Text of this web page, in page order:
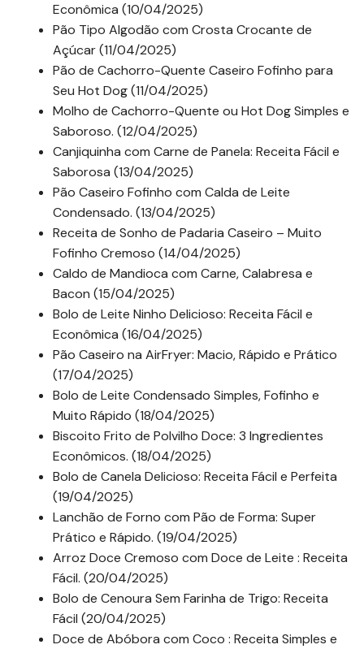
Econômica (10/04/2025)
Pão Tipo Algodão com Crosta Crocante de
Açúcar (11/04/2025)
Pão de Cachorro-Quente Caseiro Fofinho para
Seu Hot Dog (11/04/2025)
Molho de Cachorro-Quente ou Hot Dog Simples e
Saboroso. (12/04/2025)
Canjiquinha com Carne de Panela: Receita Fácil e
Saborosa (13/04/2025)
Pão Caseiro Fofinho com Calda de Leite
Condensado. (13/04/2025)
Receita de Sonho de Padaria Caseiro – Muito
Fofinho Cremoso (14/04/2025)
Caldo de Mandioca com Carne, Calabresa e
Bacon (15/04/2025)
Bolo de Leite Ninho Delicioso: Receita Fácil e
Econômica (16/04/2025)
Pão Caseiro na AirFryer: Macio, Rápido e Prático
(17/04/2025)
Bolo de Leite Condensado Simples, Fofinho e
Muito Rápido (18/04/2025)
Biscoito Frito de Polvilho Doce: 3 Ingredientes
Econômicos. (18/04/2025)
Bolo de Canela Delicioso: Receita Fácil e Perfeita
(19/04/2025)
Lanchão de Forno com Pão de Forma: Super
Prático e Rápido. (19/04/2025)
Arroz Doce Cremoso com Doce de Leite : Receita
Fácil. (20/04/2025)
Bolo de Cenoura Sem Farinha de Trigo: Receita
Fácil (20/04/2025)
Doce de Abóbora com Coco : Receita Simples e